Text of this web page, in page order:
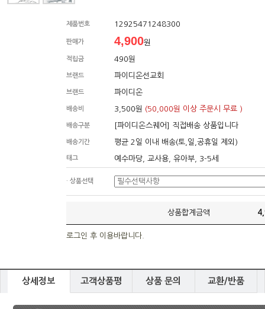
제품번호 12925471248300
판매가 4,900원
적립금 490원
브랜드 파이디온선교회
브랜드 파이디온
배송비 3,500원 (50,000원 이상 주문시 무료 )
배송구분 [파이디온스퀘어] 직접배송 상품입니다
배송기간 평균 2일 이내 배송(토,일,공휴일 제외)
태그 예수마당, 교사용, 유아부, 3-5세
· 상품선택
상품합계금액
로그인 후 이용바랍니다.
상세정보 고객상품평 상품 문의 교환/반품